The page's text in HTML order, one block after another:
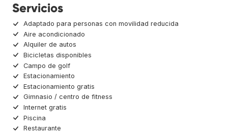
Servicios
Adaptado para personas con movilidad reducida
Aire acondicionado
Alquiler de autos
Bicicletas disponibles
Campo de golf
Estacionamiento
Estacionamiento gratis
Gimnasio / centro de fitness
Internet gratis
Piscina
Restaurante